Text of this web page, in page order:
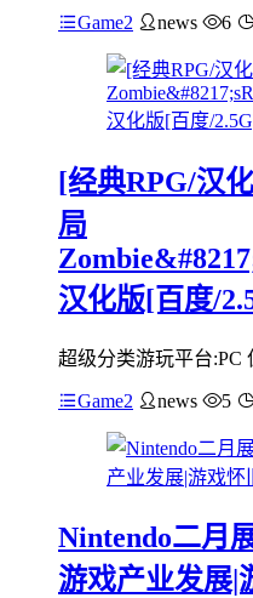
Game2 news 6
[经典RPG/汉
局
汉化版[百度/
超级分类游玩平台:PC
Game2 news 5
Nintendo二月
游戏产业发展|